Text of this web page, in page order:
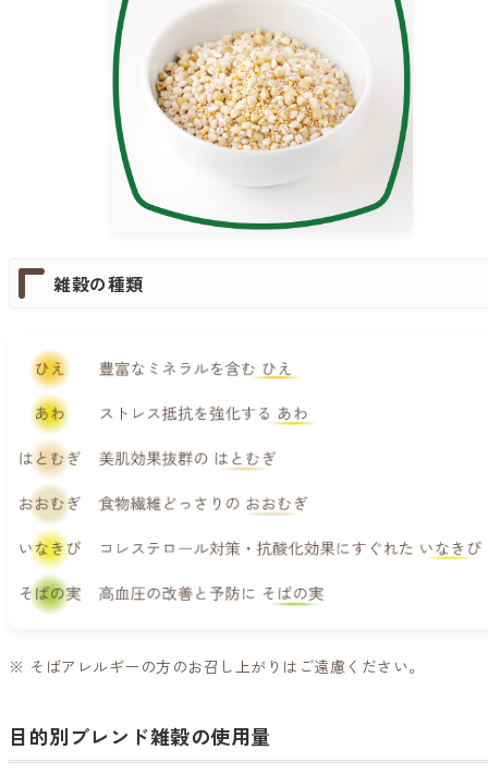
雑穀の種類
※ そばアレルギーの方のお召し上がりはご遠慮ください。
目的別ブレンド雑穀の使用量